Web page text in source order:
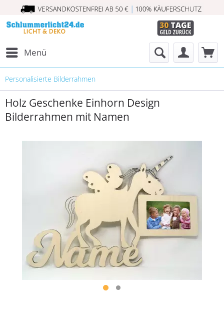
Menü
Personalisierte Bilderrahmen
Holz Geschenke Einhorn Design
Bilderrahmen mit Namen